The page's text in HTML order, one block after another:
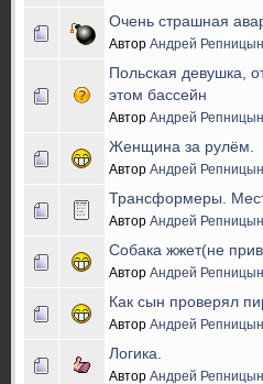
Очень страшная
Автор Андрей Репницын
Польская девушка,
этом бассейн
Автор Андрей Репницын
Женщина за рулём.
Автор Андрей Репницын
Трансформеры.
Автор Андрей Репницын
Собака жжет(не
Автор Андрей Репницын
Как сын проверял
Автор Андрей Репницын
Логика.
Автор Андрей Репницын